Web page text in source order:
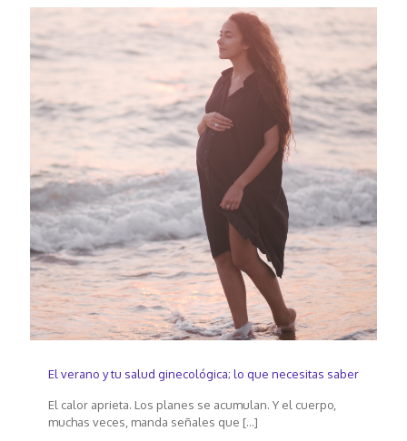
El verano y tu salud ginecológica; lo que necesitas saber
El calor aprieta. Los planes se acumulan. Y el cuerpo,
muchas veces, manda señales que […]